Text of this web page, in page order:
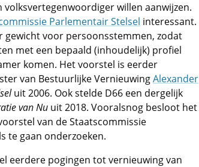
willen aanwijzen.
Parlementair Stelsel interessant.
gewicht voor persoonsstemmen, zodat
met een bepaald (inhoudelijk) profiel
komen. Het voorstel is eerder
van Bestuurlijke VernieuwingAlexander
uit 2006. Ook stelde D66 een dergelijk
van Nu uit 2018. Vooralsnog besloot het
van de Staatscommissie
te gaan onderzoeken.
eerdere pogingen tot vernieuwing van